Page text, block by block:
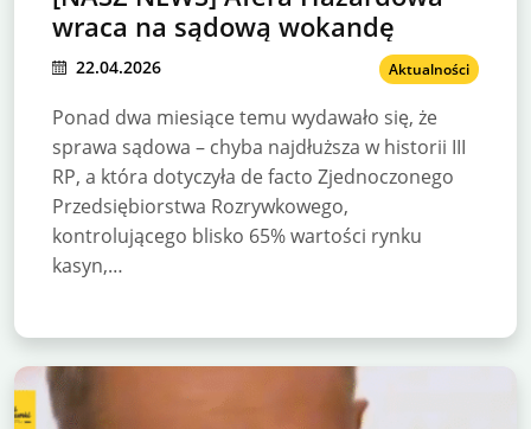
wraca na sądową wokandę
22.04.2026 Aktualności
Ponad dwa miesiące temu wydawało się, że
sprawa sądowa – chyba najdłuższa w historii III
RP, a która dotyczyła de facto Zjednoczonego
Przedsiębiorstwa Rozrywkowego,
kontrolującego blisko 65% wartości rynku
kasyn,…